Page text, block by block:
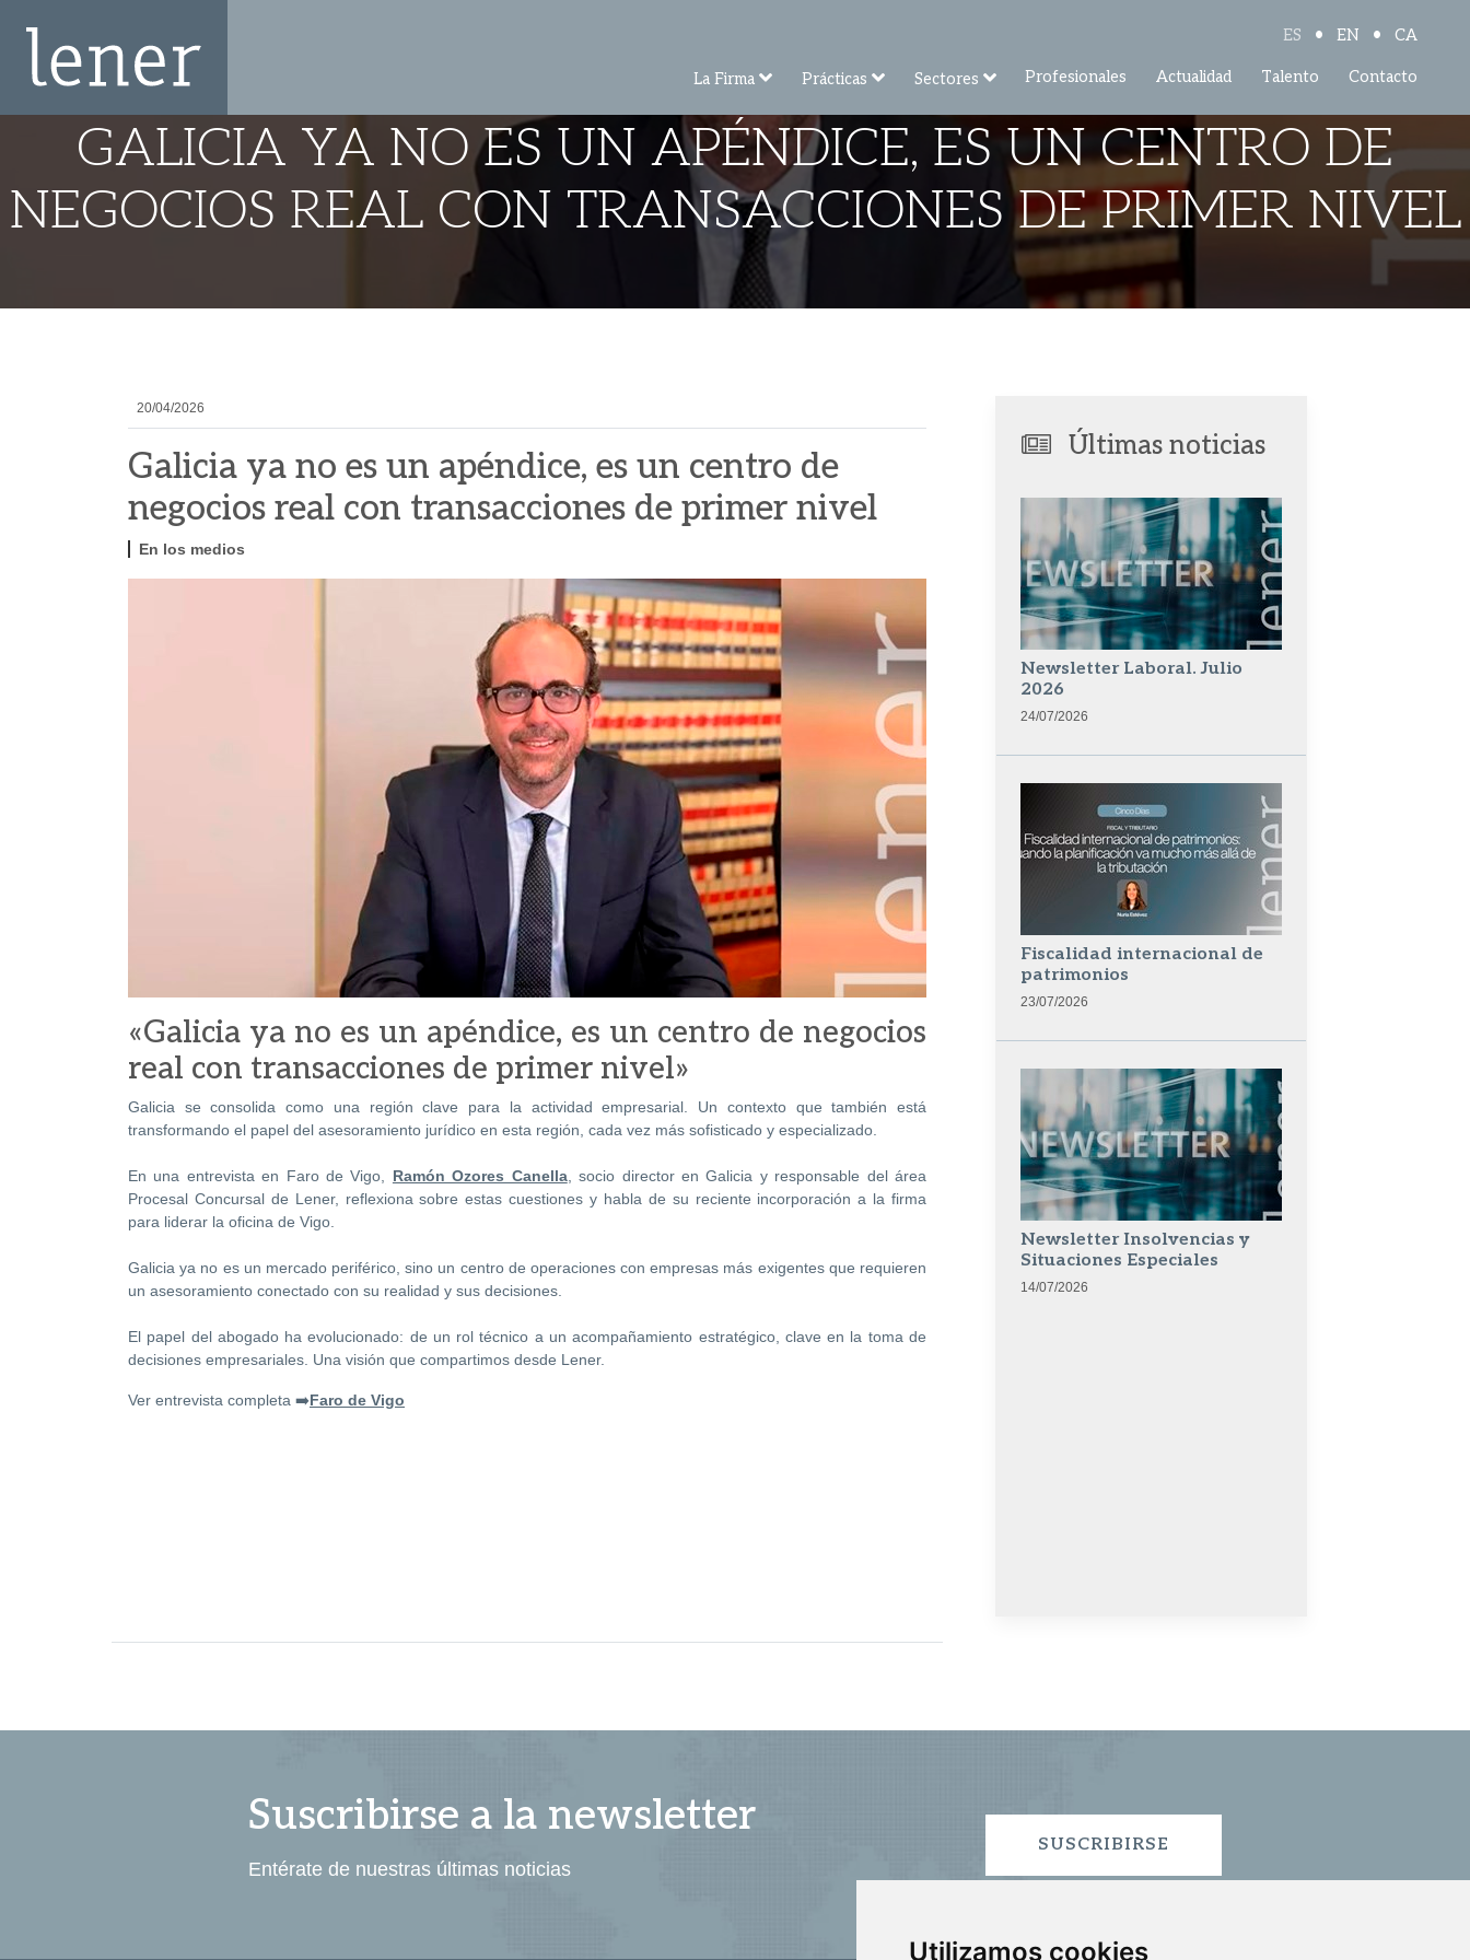
Utilizamos cookies
ES • EN • CA
La Firma Prácticas Sectores Profesionales Actualidad Talento Contacto
GALICIA YA NO ES UN APÉNDICE, ES UN CENTRO DE
NEGOCIOS REAL CON TRANSACCIONES DE PRIMER NIVEL
20/04/2026
Galicia ya no es un apéndice, es un centro de
negocios real con transacciones de primer nivel
En los medios
«Galicia ya no es un apéndice, es un centro de negocios
real con transacciones de primer nivel»
Galicia se consolida como una región clave para la actividad empresarial. Un contexto que también está
transformando el papel del asesoramiento jurídico en esta región, cada vez más sofisticado y especializado.
En una entrevista en Faro de Vigo, Ramón Ozores Canella, socio director en Galicia y responsable del área
Procesal Concursal de Lener, reflexiona sobre estas cuestiones y habla de su reciente incorporación a la firma
para liderar la oficina de Vigo.
Galicia ya no es un mercado periférico, sino un centro de operaciones con empresas más exigentes que requieren
un asesoramiento conectado con su realidad y sus decisiones.
El papel del abogado ha evolucionado: de un rol técnico a un acompañamiento estratégico, clave en la toma de
decisiones empresariales. Una visión que compartimos desde Lener.
Ver entrevista completa ➡️Faro de Vigo
Últimas noticias
Newsletter Laboral. Julio
2026
24/07/2026
Fiscalidad internacional de
patrimonios
23/07/2026
Newsletter Insolvencias y
Situaciones Especiales
14/07/2026
Suscribirse a la newsletter
Entérate de nuestras últimas noticias
SUSCRIBIRSE